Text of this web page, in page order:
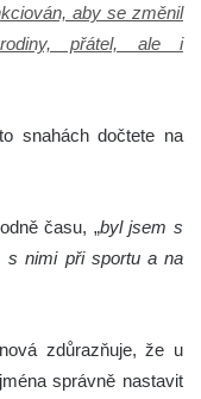
aby se změnil
rodiny, přátel, ale i
snahách dočtete na
času, „byl jsem s
s nimi při sportu a na
zdůrazňuje, že u
správně nastavit